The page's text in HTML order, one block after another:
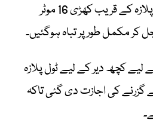
حادثے کے نتیجے میں ٹول پلازہ کے قریب کھڑی 16 موٹر
لیے کچھ دیر کے لیے ٹول پلازہ
گزرنے کی اجازت دی گئی تاکہ